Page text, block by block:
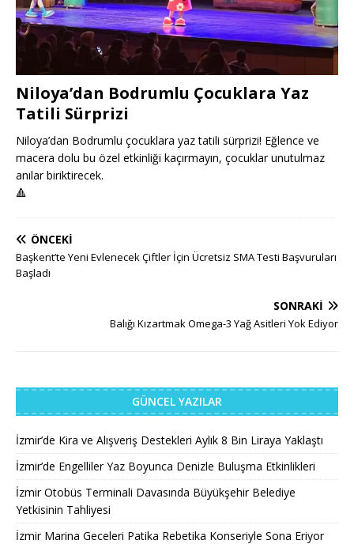
Niloya’dan Bodrumlu Çocuklara Yaz
Tatili Sürprizi
Niloya’dan Bodrumlu çocuklara yaz tatili sürprizi! Eğlence ve
macera dolu bu özel etkinliği kaçırmayın, çocuklar unutulmaz
anılar biriktirecek.
🔺
ÖNCEKI
Başkent’te Yeni Evlenecek Çiftler İçin Ücretsiz SMA Testi Başvuruları
Başladı
SONRAKI
Balığı Kızartmak Omega-3 Yağ Asitleri Yok Ediyor
GÜNCEL YAZILAR
İzmir’de Kira ve Alışveriş Destekleri Aylık 8 Bin Liraya Yaklaştı
İzmir’de Engelliler Yaz Boyunca Denizle Buluşma Etkinlikleri
İzmir Otobüs Terminali Davasında Büyükşehir Belediye
Yetkisinin Tahliyesi
İzmir Marina Geceleri Patika Rebetika Konseriyle Sona Eriyor